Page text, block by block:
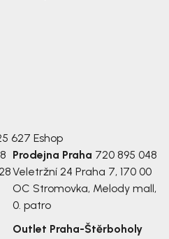
627 Eshop
Prodejna Praha 720 895 048
Veletržní 24 Praha 7, 170 00
OC Stromovka, Melody mall,
0. patro
Outlet Praha-Štěrboholy